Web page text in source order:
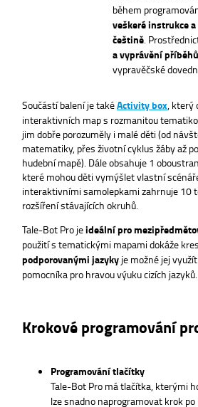
během
veškeré instrukce
češtině .
a vyprávění příběhů
vypravěčské
Součástí balení je takéActivity box ,
interaktivních map s rozmanitou
jim dobře porozuměly i malé děti (od
matematiky, přes životní cyklus žáby až
hudební mapě). Dále obsahuje 1
které mohou děti vymýšlet vlastní
interaktivními samolepkami zahrnuje 10
rozšíření stávajících okruhů.
Tale-Bot Pro jeideální pro
použití s tematickými mapami dokáže
podporovanými jazyky je možné jej
pomocníka pro hravou výuku cizích jazyků.
Krokové programování
Programování tlačítky
Tale-Bot Pro má tlačítka, kterými
lze snadno naprogramovat krok po